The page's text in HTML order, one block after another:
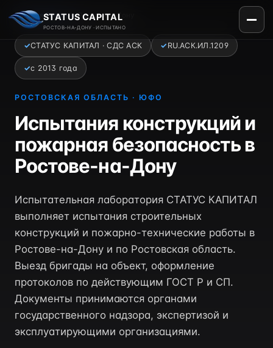
STATUS CAPITAL
РОСТОВ-НА-ДОНУ · ИСПЫТАНО
Главная ›Регионы›Ростов-на-Дону
✓СТАТУС КАПИТАЛ · СДС АСК ✓ RU.АСК.ИЛ.1209
✓с 2013 года
РОСТОВСКАЯ ОБЛАСТЬ · ЮФО
Испытания конструкций и
пожарная безопасность в
Ростове-на-Дону
Испытательная лаборатория СТАТУС КАПИТАЛ
выполняет испытания строительных
конструкций и пожарно-технические работы в
Ростове-на-Дону и по Ростовская область.
Выезд бригады на объект, оформление
протоколов по действующим ГОСТ Р и СП.
Документы принимаются органами
государственного надзора, экспертизой и
эксплуатирующими организациями.